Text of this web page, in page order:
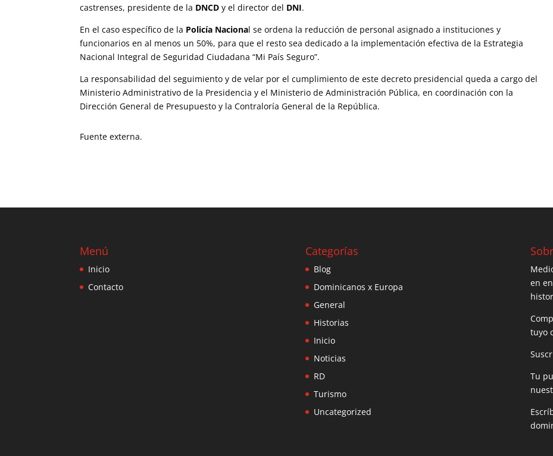
castrenses, presidente de la DNCD y el director del DNI.
En el caso específico de la Policía Nacional se ordena la reducción de personal asignado a instituciones y
funcionarios en al menos un 50%, para que el resto sea dedicado a la implementación efectiva de la Estrategia
Nacional Integral de Seguridad Ciudadana “Mi País Seguro”.
La responsabilidad del seguimiento y de velar por el cumplimiento de este decreto presidencial queda a cargo del
Ministerio Administrativo de la Presidencia y el Ministerio de Administración Pública, en coordinación con la
Dirección General de Presupuesto y la Contraloría General de la República.
Fuente externa.
Menú
Inicio
Contacto
Categorías
Blog
Dominicanos x Europa
General
Historias
Inicio
Noticias
RD
Turismo
Uncategorized
en
tuyo
Tu